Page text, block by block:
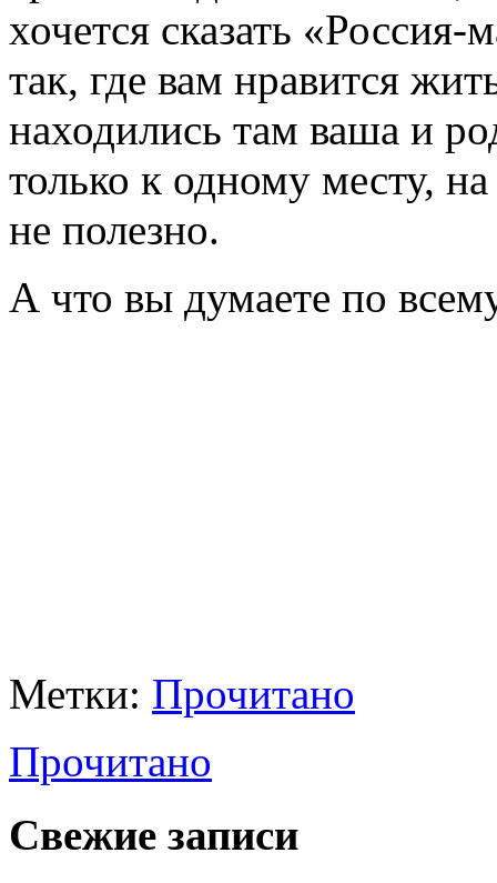
хочется сказать
так, где вам нравится
находились там ваша и
только к одному месту,
не полезно.
А что вы думаете по
Метки: Прочитано
Прочитано
Свежие записи